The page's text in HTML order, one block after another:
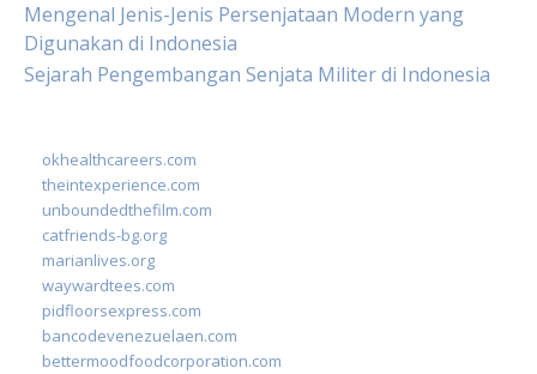
Mengenal Jenis-Jenis Persenjataan Modern yang
Digunakan di Indonesia
Sejarah Pengembangan Senjata Militer di Indonesia
okhealthcareers.com
theintexperience.com
unboundedthefilm.com
catfriends-bg.org
marianlives.org
waywardtees.com
pidfloorsexpress.com
bancodevenezuelaen.com
bettermoodfoodcorporation.com